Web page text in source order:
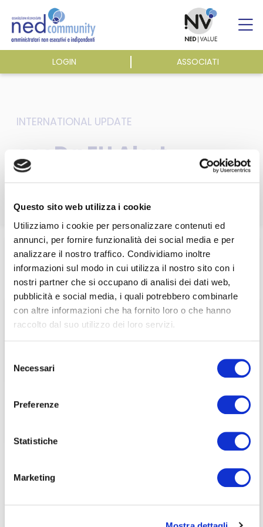
Questo sito web utilizza i cookie
Utilizziamo i cookie per personalizzare contenuti ed
annunci, per fornire funzionalità dei social media e per
analizzare il nostro traffico. Condividiamo inoltre
informazioni sul modo in cui utilizza il nostro sito con i
nostri partner che si occupano di analisi dei dati web,
pubblicità e social media, i quali potrebbero combinarle
con altre informazioni che ha fornito loro o che hanno
raccolto dal suo utilizzo dei loro servizi.
delNecessari
Preferenze
Statistiche
Marketing
content
LOGIN ASSOCIATI
ASSOCIAZIONE
ATTIVITÀ
EVENTI E NEWS
PUBBLICAZIONI
ACCEDI A NEDCOMMUNITY
Password dimenticata?
fare cliccando qui.
INTERNATIONAL UPDATE
ecoDa EU Alert –
Week 47
Home/Eventi e news/ecoDa e International update/
ecoDa EU Alert – Week 47
Questa sezione è riservata agli
associati
per visualizzare il contenuto è necessario
effettuare il login inserendo email e password qui
di seguito: